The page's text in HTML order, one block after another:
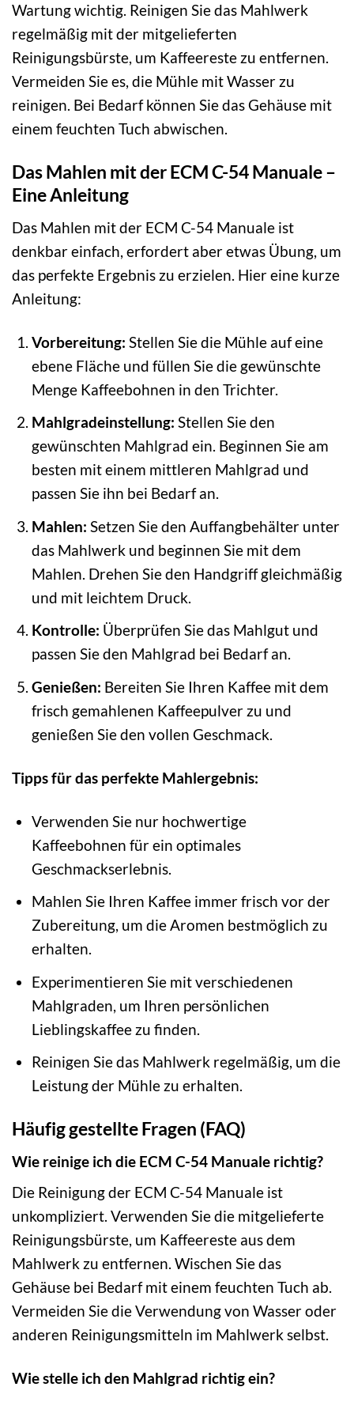
Wartung wichtig. Reinigen Sie das Mahlwerk
regelmäßig mit der mitgelieferten
Reinigungsbürste, um Kaffeereste zu entfernen.
Vermeiden Sie es, die Mühle mit Wasser zu
reinigen. Bei Bedarf können Sie das Gehäuse mit
einem feuchten Tuch abwischen.
Das Mahlen mit der ECM C-54 Manuale –
Eine Anleitung
Das Mahlen mit der ECM C-54 Manuale ist
denkbar einfach, erfordert aber etwas Übung, um
das perfekte Ergebnis zu erzielen. Hier eine kurze
Anleitung:
Vorbereitung: Stellen Sie die Mühle auf eine
ebene Fläche und füllen Sie die gewünschte
Menge Kaffeebohnen in den Trichter.
Mahlgradeinstellung: Stellen Sie den
gewünschten Mahlgrad ein. Beginnen Sie am
besten mit einem mittleren Mahlgrad und
passen Sie ihn bei Bedarf an.
Mahlen: Setzen Sie den Auffangbehälter unter
das Mahlwerk und beginnen Sie mit dem
Mahlen. Drehen Sie den Handgriff gleichmäßig
und mit leichtem Druck.
Kontrolle: Überprüfen Sie das Mahlgut und
passen Sie den Mahlgrad bei Bedarf an.
Genießen: Bereiten Sie Ihren Kaffee mit dem
frisch gemahlenen Kaffeepulver zu und
genießen Sie den vollen Geschmack.
Tipps für das perfekte Mahlergebnis:
Verwenden Sie nur hochwertige
Kaffeebohnen für ein optimales
Geschmackserlebnis.
Mahlen Sie Ihren Kaffee immer frisch vor der
Zubereitung, um die Aromen bestmöglich zu
erhalten.
Experimentieren Sie mit verschiedenen
Mahlgraden, um Ihren persönlichen
Lieblingskaffee zu finden.
Reinigen Sie das Mahlwerk regelmäßig, um die
Leistung der Mühle zu erhalten.
Häufig gestellte Fragen (FAQ)
Wie reinige ich die ECM C-54 Manuale richtig?
Die Reinigung der ECM C-54 Manuale ist
unkompliziert. Verwenden Sie die mitgelieferte
Reinigungsbürste, um Kaffeereste aus dem
Mahlwerk zu entfernen. Wischen Sie das
Gehäuse bei Bedarf mit einem feuchten Tuch ab.
Vermeiden Sie die Verwendung von Wasser oder
anderen Reinigungsmitteln im Mahlwerk selbst.
Wie stelle ich den Mahlgrad richtig ein?